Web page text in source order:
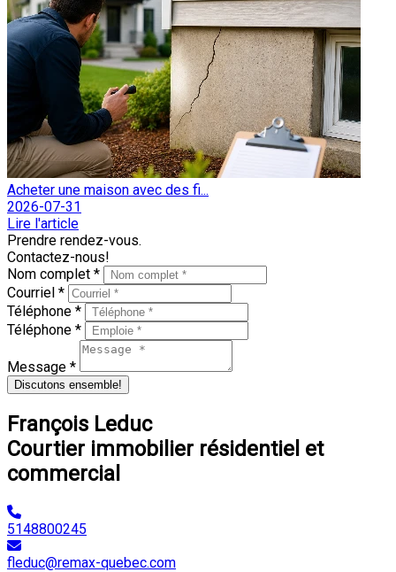
Acheter une maison avec des fi...
2026-07-31
Lire l'article
Prendre rendez-vous.
Contactez-nous!
Nom complet *
Courriel *
Téléphone *
Téléphone *
Message *
Discutons ensemble!
François Leduc
Courtier immobilier résidentiel et
commercial
5148800245
fleduc@remax-quebec.com